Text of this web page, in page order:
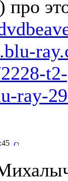
про
ray-